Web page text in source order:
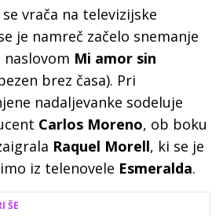
se vrača na televizijske
je namreč začelo snemanje
naslovom Mi amor sin
brez časa). Pri
nadaljevanke sodeluje
Carlos Moreno, ob boku
Raquel Morell, ki se je
iz telenovele Esmeralda.
ŠE